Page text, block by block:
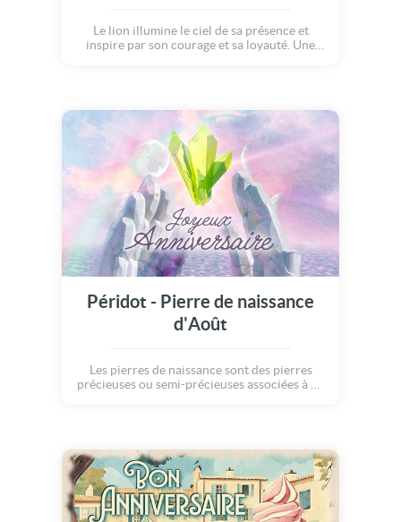
Le lion illumine le ciel de sa présence et
inspire par son courage et sa loyauté. Une
Péridot - Pierre de naissance
d'Août
Les pierres de naissance sont des pierres
précieuses ou semi-précieuses associées à un
à ceux qui célèbrent leur anniversaire, un
vent de bonheur et de chance !